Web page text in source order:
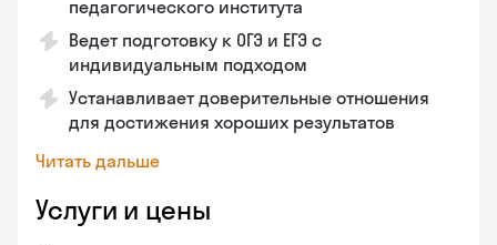
педагогического института
Ведет подготовку к ОГЭ и ЕГЭ с
индивидуальным подходом
Устанавливает доверительные отношения
для достижения хороших результатов
Читать дальше
Услуги и цены